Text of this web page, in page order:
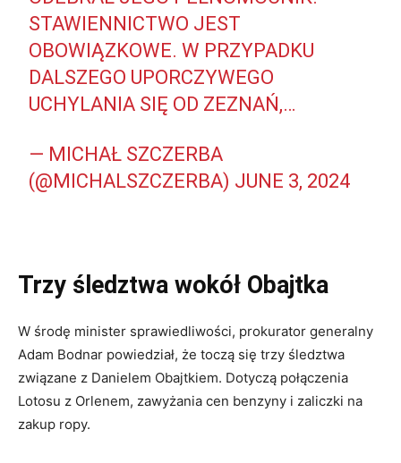
STAWIENNICTWO JEST
OBOWIĄZKOWE. W PRZYPADKU
DALSZEGO UPORCZYWEGO
UCHYLANIA SIĘ OD ZEZNAŃ,…
— MICHAŁ SZCZERBA
(@MICHALSZCZERBA) JUNE 3, 2024
Trzy śledztwa wokół Obajtka
W środę minister sprawiedliwości, prokurator generalny
Adam Bodnar powiedział, że toczą się trzy śledztwa
związane z Danielem Obajtkiem. Dotyczą połączenia
Lotosu z Orlenem, zawyżania cen benzyny i zaliczki na
zakup ropy.